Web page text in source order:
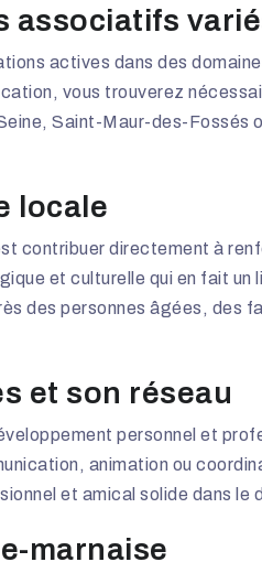
associatifs
actives dans des
vous trouverez
Saint-Maur-des-Fossés
locale
contribuer directement à
et culturelle qui en fait
des personnes âgées, des
et son réseau
personnel et
animation ou
et amical solide dans le
marnaise